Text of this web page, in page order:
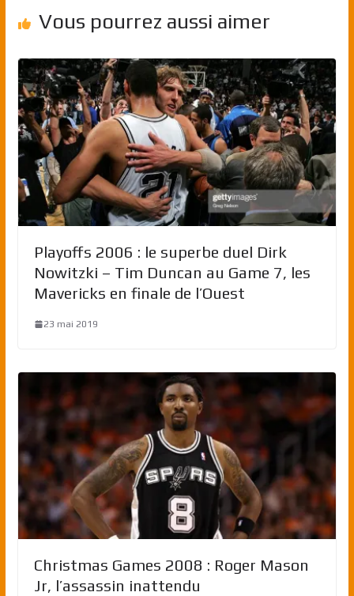
Vous pourrez aussi aimer
Playoffs 2006 : le superbe duel Dirk
Nowitzki – Tim Duncan au Game 7, les
Mavericks en finale de l’Ouest
23 mai 2019
Christmas Games 2008 : Roger Mason
Jr, l’assassin inattendu